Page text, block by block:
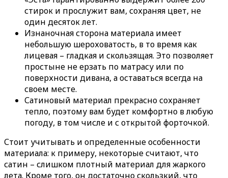
стирок и прослужит вам, сохраняя цвет, не
один десяток лет.
Изнаночная сторона материала имеет
небольшую шероховатость, в то время как
лицевая – гладкая и скользящая. Это позволяет
простыне не ерзать по матрасу или по
поверхности дивана, а оставаться всегда на
своем месте.
Сатиновый материал прекрасно сохраняет
тепло, поэтому вам будет комфортно в любую
погоду, в том числе и с открытой форточкой.
Стоит учитывать и определенные особенности
материала: к примеру, некоторые считают, что
сатин – слишком плотный материал для жаркого
лета. Кроме того, он достаточно скользкий, что